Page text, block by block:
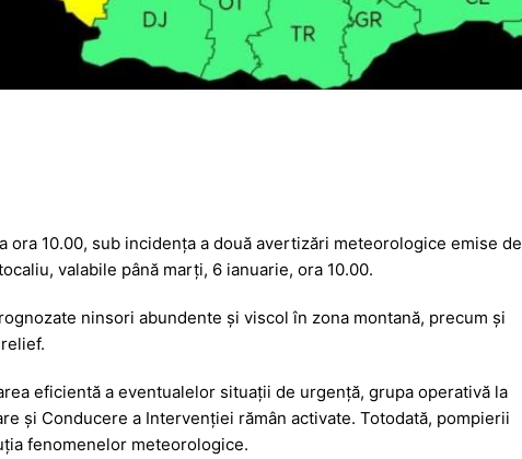
10.00, sub incidența a două avertizări meteorologice emise de
valabile până marți, 6 ianuarie, ora 10.00.
ninsori abundente și viscol în zona montană, precum și
eficientă a eventualelor situații de urgență, grupa operativă la
și Conducere a Intervenției rămân activate. Totodată, pompierii
fenomenelor meteorologice.